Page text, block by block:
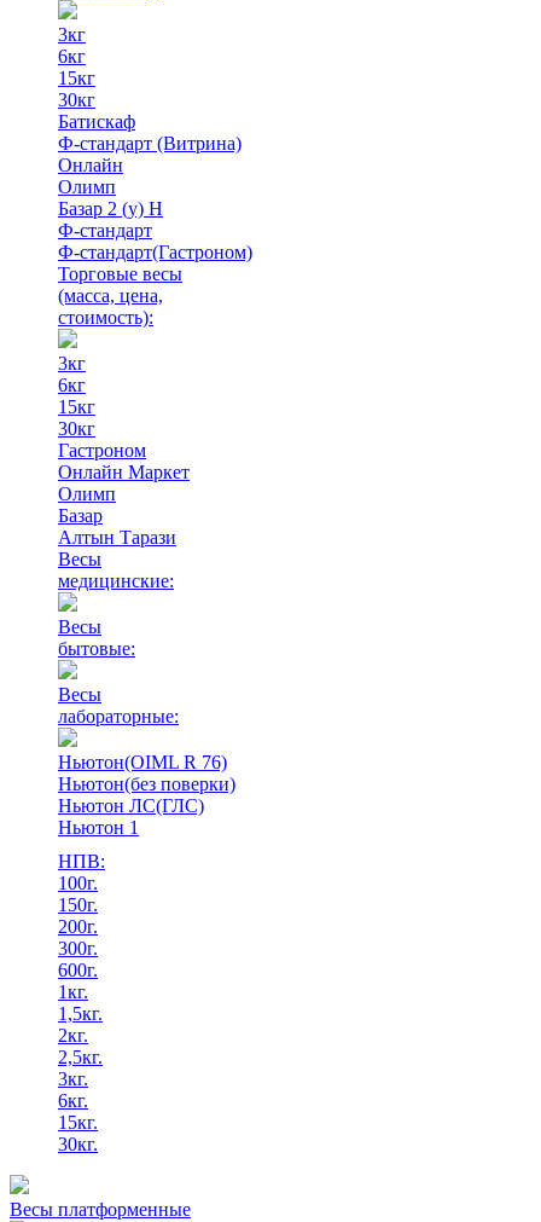
3кг
6кг
15кг
30кг
Батискаф
Ф-стандарт (Витрина)
Онлайн
Олимп
Базар 2 (у) Н
Ф-стандарт
Ф-стандарт(Гастроном)
Торговые весы
(масса, цена,
стоимость):
3кг
6кг
15кг
30кг
Гастроном
Онлайн Маркет
Олимп
Базар
Алтын Тарази
Весы
медицинские:
Весы
бытовые:
Весы
лабораторные:
Ньютон(OIML R 76)
Ньютон(без поверки)
Ньютон ЛС(ГЛС)
Ньютон 1
НПВ:
100г.
150г.
200г.
300г.
600г.
1кг.
1,5кг.
2кг.
2,5кг.
3кг.
6кг.
15кг.
30кг.
Весы платформенные